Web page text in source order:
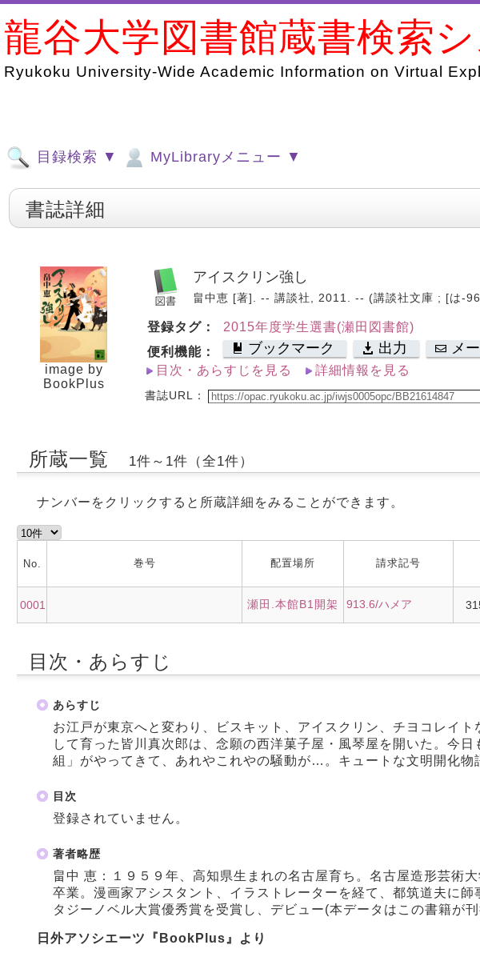
龍谷大学図書館蔵書検索
Ryukoku University-Wide Academic Information on Virtual
目録検索 ▼ MyLibraryメニュー ▼
書誌詳細
image by
BookPlus
アイスクリン強し
畠中恵 [著]. -- 講談社, 2011. -- (講談社文庫 ; [は-
登録タグ： 2015年度学生選書(瀬田図書館)
便利機能： ブックマーク 出力 メ
目次・あらすじを見る 詳細情報を見る
書誌URL：
所蔵一覧 1件～1件（全1件）
ナンバーをクリックすると所蔵詳細をみることができます。
No. 巻号 配置場所 請求記号
0001 瀬田.本館B1開架 913.6/ハメア
目次・あらすじ
あらすじ
お江戸が東京へと変わり、ビスキット、アイスクリン、チヨコレイ
して育った皆川真次郎は、念願の西洋菓子屋・風琴屋を開いた。今
組」がやってきて、あれやこれやの騒動が…。キュートな文明開化物
目次
登録されていません。
著者略歴
畠中 恵：１９５９年、高知県生まれの名古屋育ち。名古屋造形芸術
卒業。漫画家アシスタント、イラストレーターを経て、都筑道夫に
タジーノベル大賞優秀賞を受賞し、デビュー(本データはこの書籍が
日外アソシエーツ『BookPlus』より